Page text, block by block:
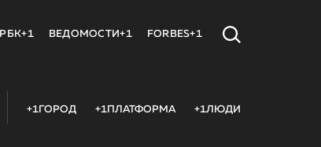
РБК+1 ВЕДОМОСТИ+1 FORBES+1
+1ГОРОД +1ПЛАТФОРМА +1ЛЮДИ